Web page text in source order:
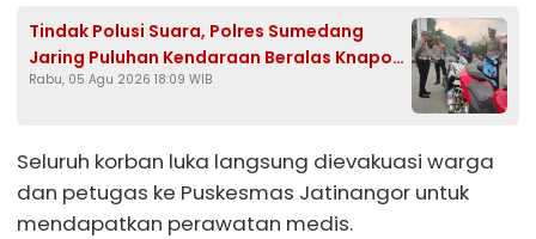
Tindak Polusi Suara, Polres Sumedang
Jaring Puluhan Kendaraan Beralas Knapot
Brong
Rabu, 05 Agu 2026 18:09 WIB
Seluruh korban luka langsung dievakuasi warga
dan petugas ke Puskesmas Jatinangor untuk
mendapatkan perawatan medis.